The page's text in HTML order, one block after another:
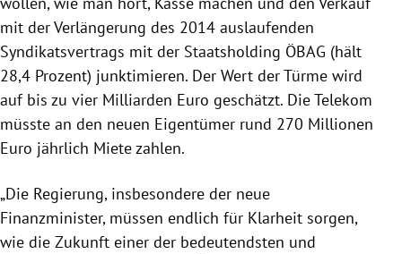
mit der Verlängerung des 2014 auslaufenden
Syndikatsvertrags mit der Staatsholding ÖBAG (hält
28,4 Prozent) junktimieren. Der Wert der Türme wird
auf bis zu vier Milliarden Euro geschätzt. Die Telekom
müsste an den neuen Eigentümer rund 270 Millionen
Euro jährlich Miete zahlen.
„Die Regierung, insbesondere der neue
Finanzminister, müssen endlich für Klarheit sorgen,
wie die Zukunft einer der bedeutendsten und